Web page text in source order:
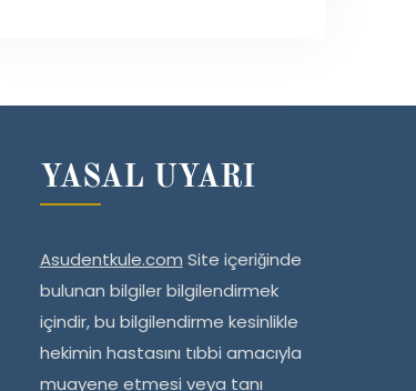
YASAL UYARI
Asudentkule.com Site içeriğinde
bulunan bilgiler bilgilendirmek
içindir, bu bilgilendirme kesinlikle
hekimin hastasını tıbbi amacıyla
muayene etmesi veya tanı